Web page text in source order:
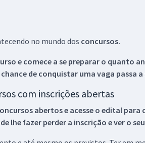
no mundo dos concursos.
e comece a se preparar o quanto
de conquistar uma vaga passa a
com inscrições abertas
abertos e acesse o edital
lhe fazer perder a inscrição e ver o